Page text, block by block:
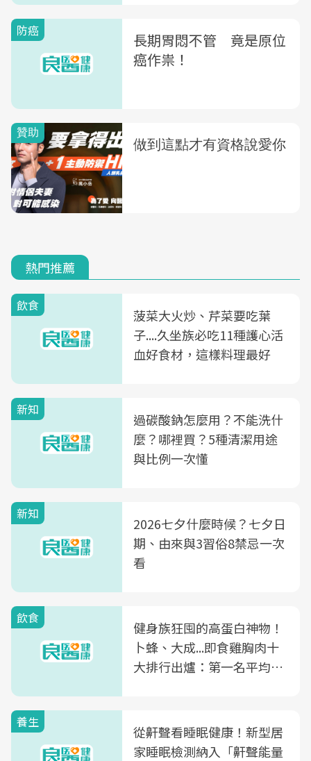
防癌
長期胃悶不管 竟是原位
癌作祟！
熱門推薦
飲食
菠菜大火炒、芹菜要吃葉
子....久坐族必吃11種護心活
血好食材，這樣料理最好
新知
過碳酸鈉怎麼用？不能洗什
麼？哪裡買？5種清潔用途
與比例一次懂
新知
2026七夕什麼時候？七夕日
期、由來與3習俗8禁忌一次
看
飲食
健身族狂囤的高蛋白神物！
卜蜂、大成...即食雞胸肉十
大排行出爐：第一名平均一
養生
從鼾聲看睡眠健康！新型居
家睡眠檢測納入「鼾聲能量